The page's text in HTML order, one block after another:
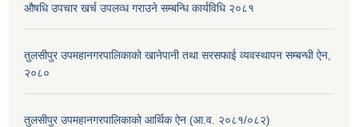
औषधि उपचार खर्च उपलव्ध गराउने सम्बन्धि कार्यविधि २०८१
तुलसीपुर उपमहानगरपालिकाको खानेपानी तथा सरसफाई व्यवस्थापन सम्बन्धी ऐन,
२०८०
तुलसीपुर उपमहानगरपालिकाको आर्थिक ऐन (आ.व. २०८१/०८२)